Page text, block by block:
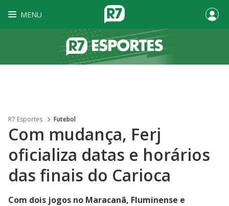
MENU
R7 Esportes Futebol
Com mudança, Ferj
oficializa datas e horários
das finais do Carioca
Com dois jogos no Maracanã, Fluminense e